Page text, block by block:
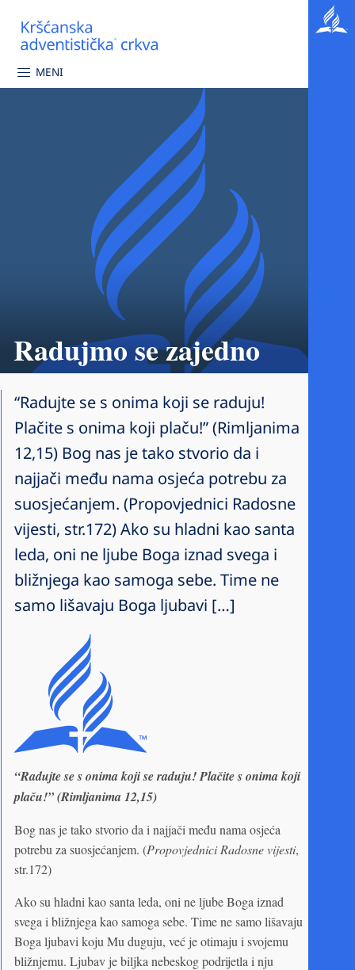
MENI
Radujmo se zajedno
“Radujte se s onima koji se raduju!
Plačite s onima koji plaču!” (Rimljanima
12,15) Bog nas je tako stvorio da i
najjači među nama osjeća potrebu za
suosjećanjem. (Propovjednici Radosne
vijesti, str.172) Ako su hladni kao santa
leda, oni ne ljube Boga iznad svega i
bližnjega kao samoga sebe. Time ne
samo lišavaju Boga ljubavi […]
“Radujte se s onima koji se raduju! Plačite s onima koji
plaču!” (Rimljanima 12,15)
Bog nas je tako stvorio da i najjači među nama osjeća
potrebu za suosjećanjem. (Propovjednici Radosne vijesti,
str.172)
Ako su hladni kao santa leda, oni ne ljube Boga iznad
svega i bližnjega kao samoga sebe. Time ne samo lišavaju
Boga ljubavi koju Mu duguju, već je otimaju i svojemu
bližnjemu. Ljubav je biljka nebeskog podrijetla i nju